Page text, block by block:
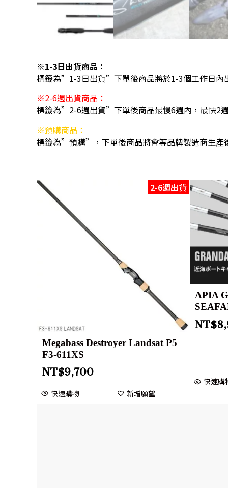
※1-3日出貨商品：
標籤為”1-3日出貨”下單後商品將於1-3個工作日內
※2-6週出貨商品：
標籤為”2-6週出貨”下單後商品最慢6週內，最快2
※預購商品：
標籤為”預購”，下單後商品將會等品牌製造商生產
2-6週出貨
Megabass Destroyer Landsat P5
F3-611XS
NT$9,700
快速購物 新增願望
APIA
NT$
快速購